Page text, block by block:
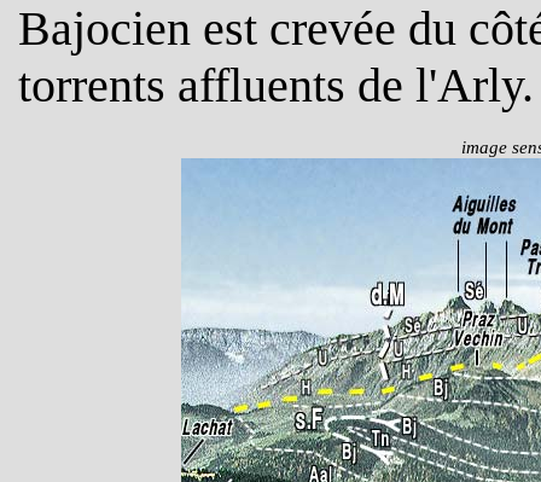
Bajocien est crevée du
torrents affluents de l'Arly.
image